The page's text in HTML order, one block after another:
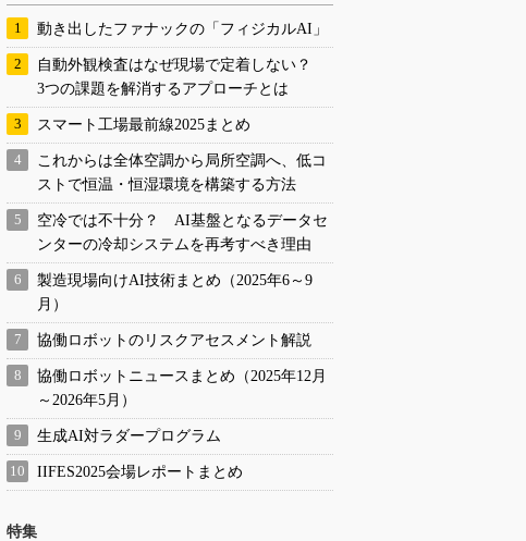
動き出したファナックの「フィジカルAI」
自動外観検査はなぜ現場で定着しない？
3つの課題を解消するアプローチとは
スマート工場最前線2025まとめ
これからは全体空調から局所空調へ、低コ
ストで恒温・恒湿環境を構築する方法
空冷では不十分？ AI基盤となるデータセ
ンターの冷却システムを再考すべき理由
製造現場向けAI技術まとめ（2025年6～9
月）
協働ロボットのリスクアセスメント解説
協働ロボットニュースまとめ（2025年12月
～2026年5月）
生成AI対ラダープログラム
IIFES2025会場レポートまとめ
特集